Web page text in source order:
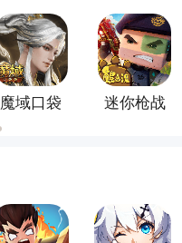
魔域口袋
迷你枪战